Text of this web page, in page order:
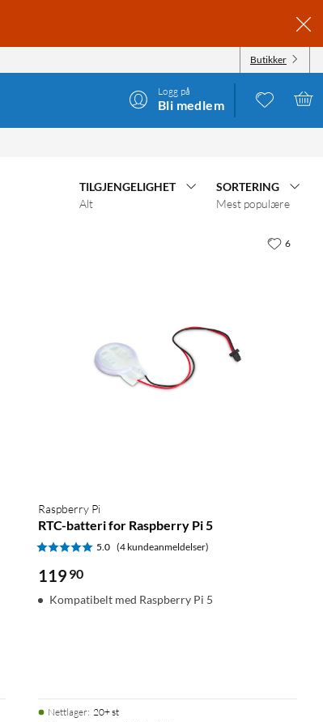
Butikker
Logg på
Bli medlem
TILGJENGELIGHET
Alt
SORTERING
Mest populære
Raspberry Pi
RTC-batteri for Raspberry Pi 5
5.0 (4 kundeanmeldelser)
119 90
Kompatibelt med Raspberry Pi 5
Nettlager: 20+ st
6